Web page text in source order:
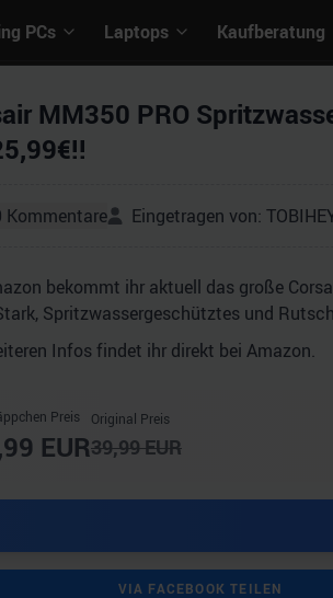
PCs Laptops Kaufberatung
MM350 PRO
Kommentare Eingetragen von:
bekommt ihr aktuell das große
Spritzwassergeschütztes und
Infos findet ihr direkt bei Amazon.
Preis
EUR
Original Preis
39,99EUR
VIA FACEBOOK TEILEN